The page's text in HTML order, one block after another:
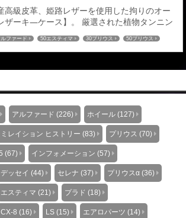
高級皮革、姫路レザーを使用した拘りのオー
ザーキ―ケース】。 厳選された植物タンニン
る経年変化（エイジング）が生み出す、味わ
いただける車種専用【レーザーキ―ケース】
きます。対応車種は２００車種以上※全て車種
：全１４色／ステッチの色：...
ファード 50エスティマ 30プリウス
50プリウス
アルファード (226) ホイール (127)
レイション ヒストリー (83) プリウス (70)
(67) インフォメーション (57)
ッセイ (44) セレナ (37) プリウスα (36)
エスティマ (21) プラド (18)
CX-8 (16) LS (15) エアロパーツ (14)